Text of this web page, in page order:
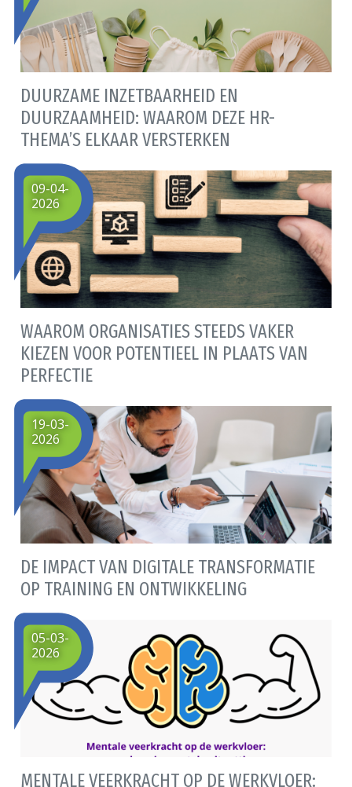
DUURZAME INZETBAARHEID EN
DUURZAAMHEID: WAAROM DEZE HR-
THEMA’S ELKAAR VERSTERKEN
WAAROM ORGANISATIES STEEDS VAKER
KIEZEN VOOR POTENTIEEL IN PLAATS VAN
PERFECTIE
09-04-
2026
DE IMPACT VAN DIGITALE TRANSFORMATIE
OP TRAINING EN ONTWIKKELING
19-03-
2026
MENTALE VEERKRACHT OP DE WERKVLOER:
05-03-
2026